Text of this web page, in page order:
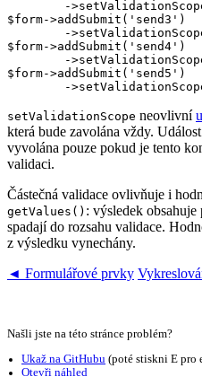
$form->addSubmit('send3')
$form->addSubmit('send4')
$form->addSubmit('send5')
setValidationScope neovlivní
která bude zavolána vždy. Událost
vyvolána pouze pokud je tento
validaci.
Částečná validace ovlivňuje i
getValues() : výsledek
spadají do rozsahu validace.
z výsledku vynechány.
◄ Formulářové prvky